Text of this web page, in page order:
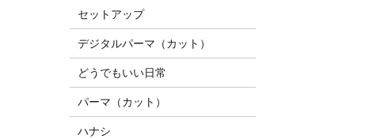
セットアップ
デジタルパーマ（カット）
どうでもいい日常
パーマ（カット）
ハナシ